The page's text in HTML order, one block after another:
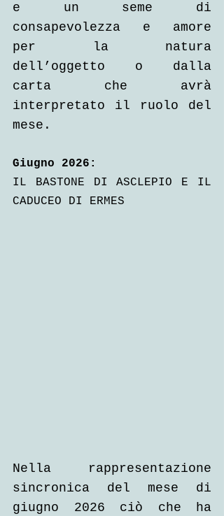
e un seme di
consapevolezza e amore
per la natura
dell’oggetto o dalla
carta che avrà
interpretato il ruolo del
mese.
Giugno 2026:
IL BASTONE DI ASCLEPIO E IL
CADUCEO DI ERMES
Nella rappresentazione
sincronica del mese di
giugno 2026 ciò che ha